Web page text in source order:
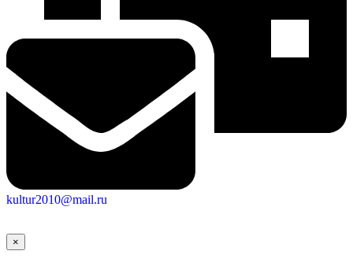
kultur2010@mail.ru
×